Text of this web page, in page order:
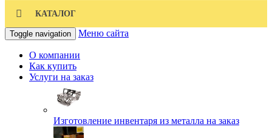
КАТАЛОГ
Toggle navigation Меню сайта
О компании
Как купить
Услуги на заказ
Изготовление инвентаря из металла на заказ